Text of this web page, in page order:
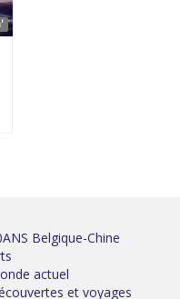
Belgique-Chine
actuel
et voyages